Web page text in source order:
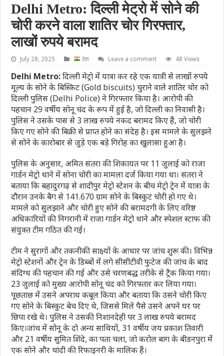
Delhi Metro: दिल्ली मेट्रो में सोने की
चोरी करने वाला शातिर चोर गिरफ्तार,
लाखों रुपये बरामद
July 28, 2025 देश Leave a comment 48 Views
Delhi Metro:दिल्ली मेट्रो में यात्रा कर रहे एक यात्री से लाखों रुपये
मूल्य के सोने के बिस्किट (Gold biscuits) चुराने वाले शातिर चोर को
दिल्ली पुलिस (Delhi Police) ने गिरफ्तार किया है। आरोपी की
पहचान 29 वर्षीय सोनू चंद के रूप में हुई है, जो दिल्ली का निवासी है।
पुलिस ने उसके पास से 3 लाख रुपये नकद बरामद किए हैं, जो चोरी
किए गए सोने की बिक्री से प्राप्त होने का संदेह है। इस मामले के सुलझने
से सोने के कारोबार से जुड़े एक बड़े गिरोह का खुलासा हुआ है।
पुलिस के अनुसार, अमित संतरा की शिकायत पर 11 जुलाई को राजा
गार्डन मेट्रो थाने में सोना चोरी का मामला दर्ज किया गया था। संतरा ने
बताया कि बहादुरगढ़ से शादीपुर मेट्रो स्टेशन के बीच मेट्रो ट्रेन में यात्रा के
दौरान उनके बैग से 141.670 ग्राम सोने के बिस्कुट चोरी हो गए थे।
मामले को सुलझाने और चोरी हुए सोने की बरामदगी के लिए वरिष्ठ
अधिकारियों की निगरानी में राजा गार्डन मेट्रो थाने और स्पेशल स्टाफ की
संयुक्त टीम गठित की गई।
टीम ने सुरागों और तकनीकी साक्ष्यों के आधार पर जांच शुरू की। विभिन्न
मेट्रो स्टेशनों और ट्रेन के डिब्बों में लगे सीसीटीवी फुटेज की जांच के बाद
संदिग्ध की पहचान की गई और उसे चरणबद्ध तरीके से ट्रैक किया गया।
23 जुलाई को मुख्य आरोपी सोनू चंद को गिरफ्तार कर लिया गया।
पूछताछ में उसने अपराध कबूल किया और बताया कि उसने चोरी किए
गए सोने के बिस्कुट बेच दिए थे, जिससे मिले पैसे उसने अपने घर पर
छिपा रखे थे। पुलिस ने उसकी निशानदेही पर 3 लाख रुपये बरामद
किए।जांच में सोनू के दो अन्य साथियों, 31 वर्षीय जय प्रकाश तिवारी
और 21 वर्षीय सुमित शिंदे, का पता चला, जो करोल बाग के बीडनपुरा में
एक सोने और चांदी की रिफाइनरी के मालिक हैं।